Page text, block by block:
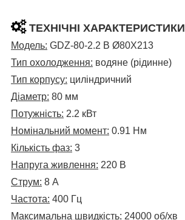
ТЕХНІЧНІ ХАРАКТЕРИСТИКИ
Модель: GDZ-80-2.2 B Ø80Х213
Тип охолодження: водяне (рідинне)
Тип корпусу: циліндричний
Діаметр: 80 мм
Потужність: 2.2 кВт
Номінальний момент: 0.91 Нм
Кількість фаз: 3
Напруга живлення: 220 В
Струм: 8 А
Частота: 400 Гц
Максимальна швидкість: 24000 об/хв